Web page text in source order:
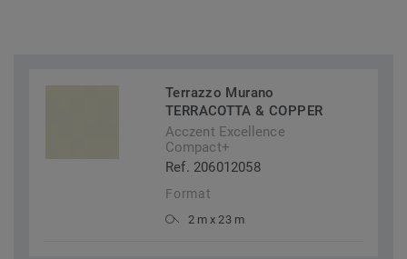
Terrazzo Murano
TERRACOTTA & COPPER
Acczent Excellence
Compact+
Ref. 206012058
Format
2 m x 23 m